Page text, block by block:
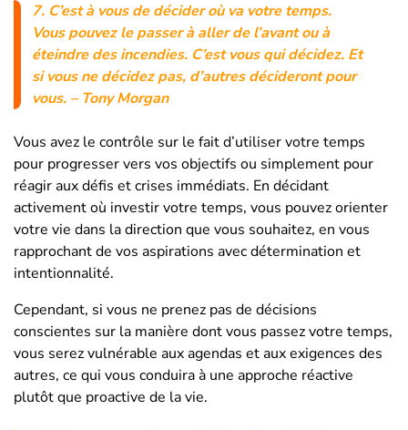
7. C’est à vous de décider où va votre temps.
Vous pouvez le passer à aller de l’avant ou à
éteindre des incendies. C’est vous qui décidez. Et
si vous ne décidez pas, d’autres décideront pour
vous. – Tony Morgan
Vous avez le contrôle sur le fait d’utiliser votre temps
pour progresser vers vos objectifs ou simplement pour
réagir aux défis et crises immédiats. En décidant
activement où investir votre temps, vous pouvez orienter
votre vie dans la direction que vous souhaitez, en vous
rapprochant de vos aspirations avec détermination et
intentionnalité.
Cependant, si vous ne prenez pas de décisions
conscientes sur la manière dont vous passez votre temps,
vous serez vulnérable aux agendas et aux exigences des
autres, ce qui vous conduira à une approche réactive
plutôt que proactive de la vie.